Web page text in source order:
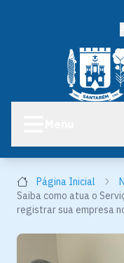
Página Inicial
Saiba como atua o
registrar sua empresa